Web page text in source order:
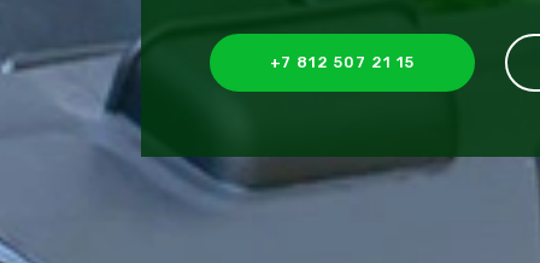
+7 812 507 21 15